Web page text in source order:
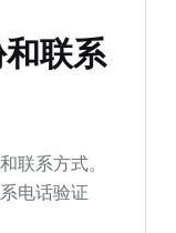
联系
联系方式。
电话验证